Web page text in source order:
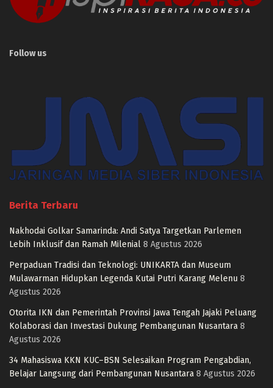
Follow us
Berita Terbaru
Nakhodai Golkar Samarinda: Andi Satya Targetkan Parlemen
Lebih Inklusif dan Ramah Milenial 8 Agustus 2026
Perpaduan Tradisi dan Teknologi: UNIKARTA dan Museum
Mulawarman Hidupkan Legenda Kutai Putri Karang Melenu 8
Agustus 2026
Otorita IKN dan Pemerintah Provinsi Jawa Tengah Jajaki Peluang
Kolaborasi dan Investasi Dukung Pembangunan Nusantara 8
Agustus 2026
34 Mahasiswa KKN KUC–BSN Selesaikan Program Pengabdian,
Belajar Langsung dari Pembangunan Nusantara 8 Agustus 2026